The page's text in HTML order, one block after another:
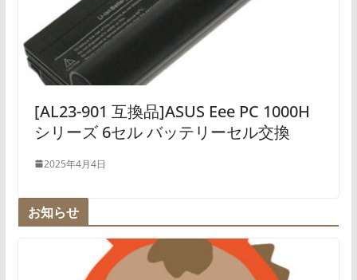
[AL23-901 互換品]ASUS Eee PC 1000H
シリーズ 6セル バッテリーセル交換
2025年4月4日
お知らせ